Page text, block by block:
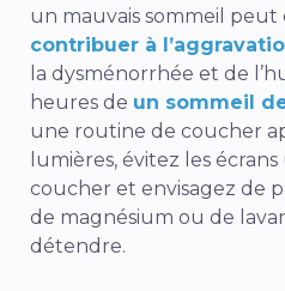
un mauvais sommeil peut
contribuer à
la dysménorrhée et de
heures de un sommeil
une routine de coucher
lumières, évitez les
coucher et envisagez de
de magnésium ou de
détendre.